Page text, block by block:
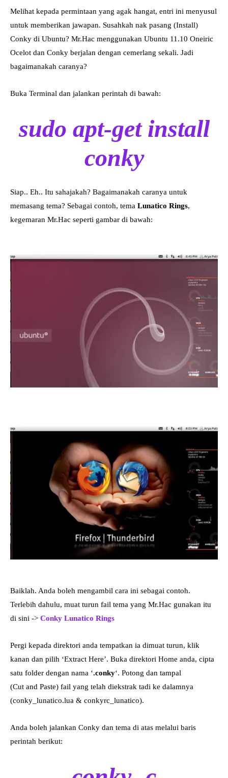
Melihat kepada permintaan yang agak hangat, entri ini menyusul
untuk memberikan jawapan. Susahkah nak pasang (Install)
Conky di Ubuntu? Mr.Hac menggunakan Ubuntu 11.10 Oneiric
Ocelot dan Conky berjalan dengan cemerlang sekali. Jadi
bagaimanakah caranya?
Buka Terminal dan jalankan perintah di bawah:
sudo apt-get install
conky
Siap.. Eh.. Itu sahajakah? Bagaimanakah caranya untuk
memasang tema? Sebagai contoh, tema Lunatico Rings,
kegemaran Mr.Hac seperti gambar di bawah:
Baiklah. Anda boleh mengambil cara ini sebagai contoh.
Terlebih dahulu, muat turun fail tema yang Mr.Hac gunakan itu
di sini -> Conky Lunatico Rings
Pergi kepada direktori anda tempatkan ia dimuat turun, klik
kanan dan pilih ‘Extract Here’. Buka direktori Home anda, cipta
satu folder dengan nama ‘.conky‘. Potong dan tampal
(Cut and Paste) fail yang telah diekstrak tadi ke dalamnya
(conky_lunatico.lua & conkyrc_lunatico).
Anda boleh jalankan Conky dan tema di atas melalui baris
perintah berikut: